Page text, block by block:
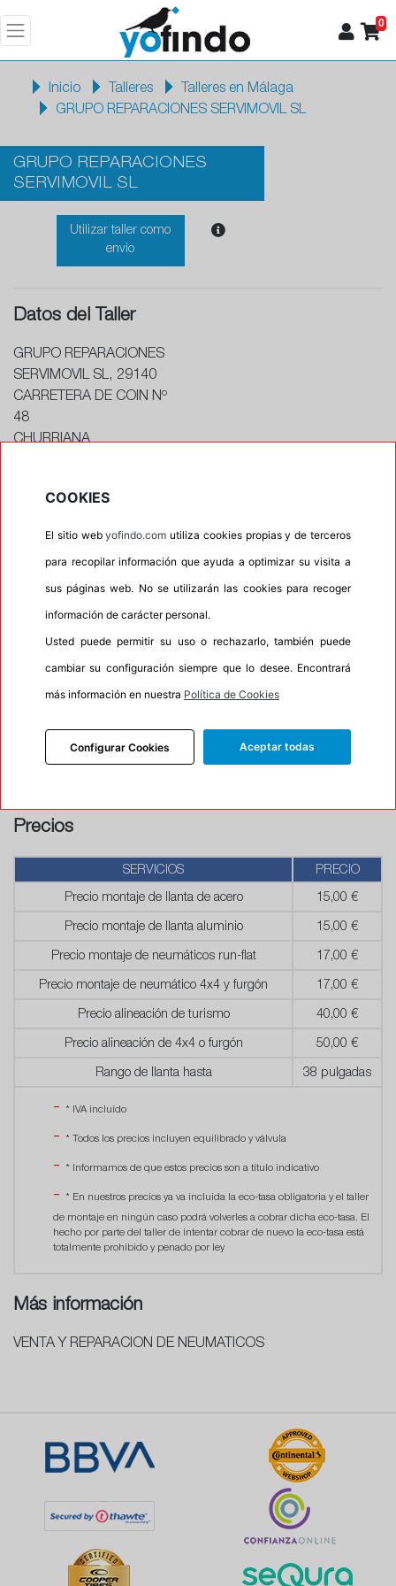
0
Inicio Talleres
Talleres en Málaga
GRUPO REPARACIONES SERVIMOVIL SL
GRUPO REPARACIONES
SERVIMOVIL SL
Utilizar taller como
envio
Datos del Taller
GRUPO REPARACIONES
SERVIMOVIL SL, 29140
CARRETERA DE COIN Nº
48
CHURRIANA
Horario de apertura: 00:00
escoge uno de ellos como dirección entrega esta
acción lleva implícita el servicio de montaje de sus
Precios
SERVICIOS PRECIO
Precio montaje de llanta de acero 15,00 €
Precio montaje de llanta aluminio 15,00 €
Precio montaje de neumáticos run-flat 17,00 €
Precio montaje de neumático 4x4 y furgón 17,00 €
Precio alineación de turismo 40,00 €
Precio alineación de 4x4 o furgón 50,00 €
Rango de llanta hasta 38 pulgadas
* IVA incluído
* Todos los precios incluyen equilibrado y válvula
* Informamos de que estos precios son a título indicativo
* En nuestros precios ya va incluida la eco-tasa obligatoria y el taller
de montaje en ningún caso podrá volverles a cobrar dicha eco-tasa. El
hecho por parte del taller de intentar cobrar de nuevo la eco-tasa está
totalmente prohibido y penado por ley
Más información
VENTA Y REPARACION DE NEUMATICOS
COOKIES
El sitio webyofindo.com utiliza cookies propias y de terceros
para recopilar información que ayuda a optimizar su visita a
sus páginas web. No se utilizarán las cookies para recoger
información de carácter personal.
Usted puede permitir su uso o rechazarlo, también puede
cambiar su configuración siempre que lo desee. Encontrará
más información en nuestra Política de Cookies
Configurar Cookies Aceptar todas